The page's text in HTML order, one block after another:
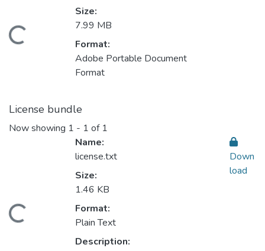
Size:
7.99 MB
Format:
Adobe Portable Document
Format
License bundle
Now showing 1 - 1 of 1
Name:
license.txt
Size:
1.46 KB
Format:
Plain Text
Description:
Down
load